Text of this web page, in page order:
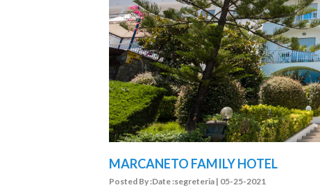
MARCANETO FAMILY HOTEL
Posted By :Date :segreteria | 05-25-2021